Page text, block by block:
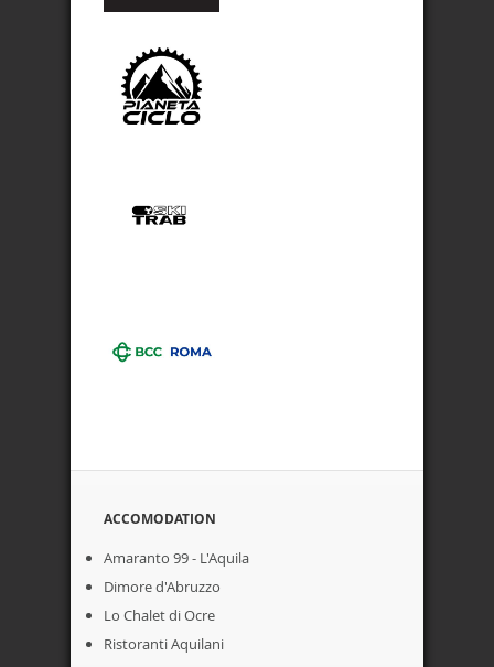
ACCOMODATION
Amaranto 99 - L'Aquila
Dimore d'Abruzzo
Lo Chalet di Ocre
Ristoranti Aquilani